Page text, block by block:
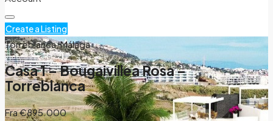
Create a Listing
Torreblanca, Málaga
Casa 1 – Bougaivillea Rosa –
Torreblanca
Fra€895.000